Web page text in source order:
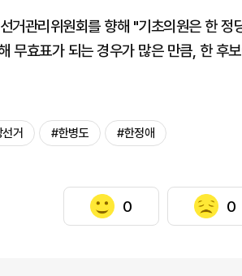
거관리위원회를 향해 "기초의원은 한 정
무효표가 되는 경우가 많은 만큼, 한 후
거 #한병도 #한정애
0 0